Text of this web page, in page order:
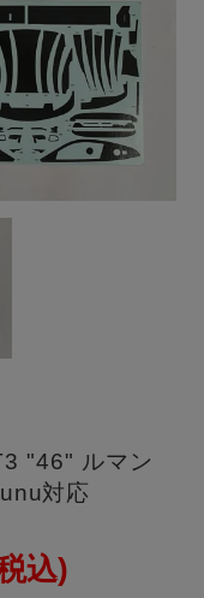
"46" ルマン
対応
込)